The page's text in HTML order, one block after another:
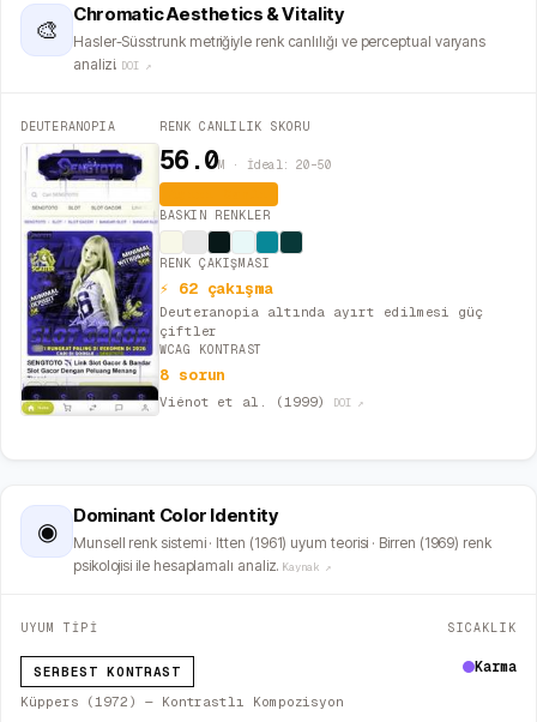
🎨
Chromatic Aesthetics & Vitality
Hasler-Süsstrunk metriğiyle renk canlılığı ve perceptual varyans
analizi. DOI ↗
DEUTERANOPIA RENK CANLILIK SKORU
56.0M · İdeal: 20–50
BASKIN RENKLER
RENK ÇAKIŞMASI
⚡ 62 çakışma
Deuteranopia altında ayırt edilmesi güç
çiftler
WCAG KONTRAST
8 sorun
Viénot et al. (1999) DOI ↗
◉
Dominant Color Identity
Munsell renk sistemi · Itten (1961) uyum teorisi · Birren (1969) renk
psikolojisi ile hesaplamalı analiz. Kaynak ↗
UYUM TİPİ
SERBEST KONTRAST
Küppers (1972) — Kontrastlı Kompozisyon
SICAKLIK
Karma